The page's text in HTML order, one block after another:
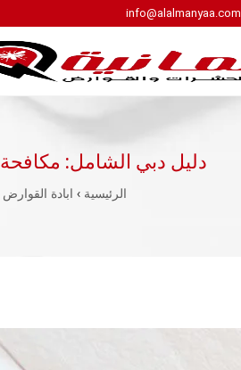
info@alalmanyaa.com
دليل دبي الشامل: مكافحة
الرئيسية › ابادة القوارض